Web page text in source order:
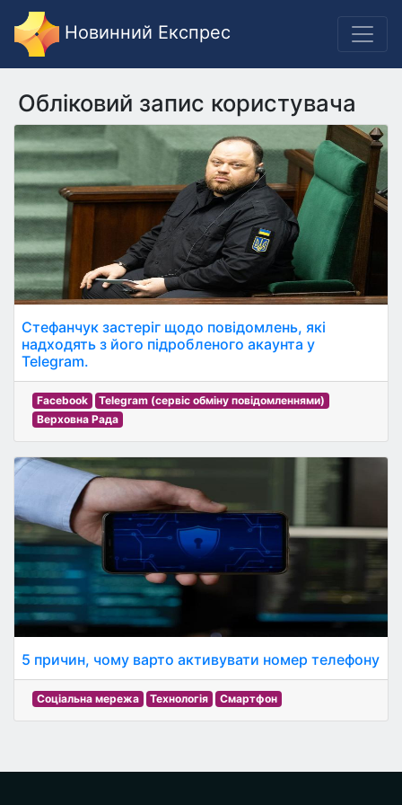
Новинний Експрес
Обліковий запис користувача
Стефанчук застеріг щодо повідомлень, які
надходять з його підробленого акаунта у
Telegram.
Facebook
Telegram (сервіс обміну повідомленнями)
Верховна Рада
5 причин, чому варто активувати номер телефону
Соціальна мережа Технологія Смартфон